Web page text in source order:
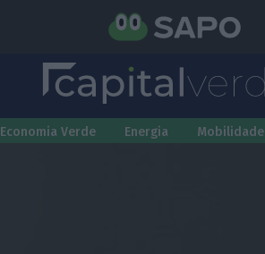
Economia Verde Energia Mobilidade